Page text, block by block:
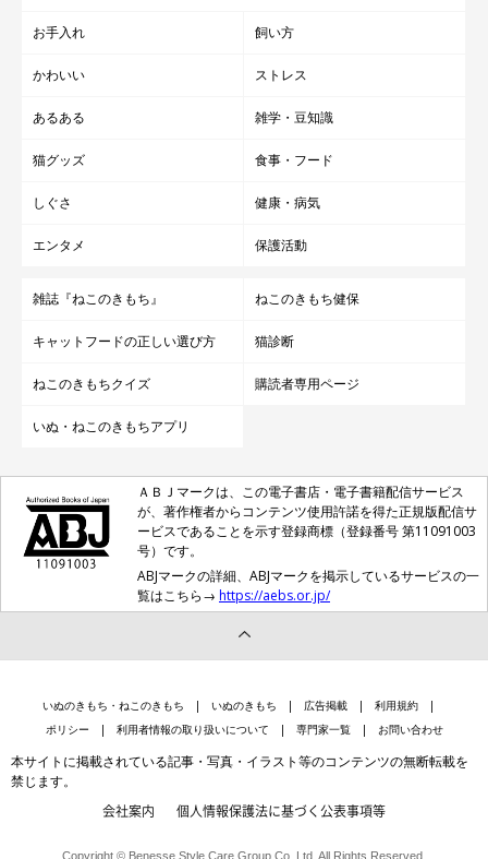
お手入れ 飼い方
かわいい ストレス
あるある 雑学・豆知識
猫グッズ 食事・フード
しぐさ 健康・病気
エンタメ 保護活動
雑誌『ねこのきもち』 ねこのきもち健保
キャットフードの正しい選び方 猫診断
ねこのきもちクイズ 購読者専用ページ
いぬ・ねこのきもちアプリ
ＡＢＪマークは、この電子書店・電子書籍配信サービス
が、著作権者からコンテンツ使用許諾を得た正規版配信サ
ービスであることを示す登録商標（登録番号 第11091003
号）です。
ABJマークの詳細、ABJマークを掲示しているサービスの一
覧はこちら→ https://aebs.or.jp/
いぬのきもち・ねこのきもち いぬのきもち 広告掲載
利用規約
ポリシー
利用者情報の取り扱いについて 専門家一覧 お問い合わせ
本サイトに掲載されている記事・写真・イラスト等のコンテンツの無断転載を
禁じます。
会社案内 個人情報保護法に基づく公表事項等
Copyright © Benesse Style Care Group Co.,Ltd. All Rights Reserved.